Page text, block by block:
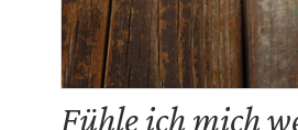
Fühle ich mich